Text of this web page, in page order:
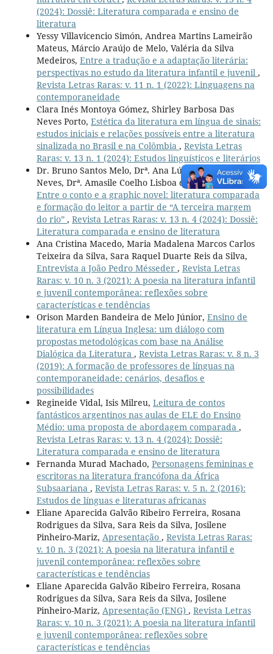
(2024): Dossiê: Literatura comparada e ensino de
literatura
Yessy Villavicencio Simón, Andrea Martins Lameirão
Mateus, Márcio Araújo de Melo, Valéria da Silva
Medeiros, Entre a tradução e a adaptação literária:
perspectivas no estudo da literatura infantil e juvenil ,
Revista Letras Raras: v. 11 n. 1 (2022): Linguagens na
contemporaneidade
Clara Inés Montoya Gómez, Shirley Barbosa Das
Neves Porto, Estética da literatura em língua de sinais:
estudos iniciais e relações possíveis entre a literatura
sinalizada no Brasil e na Colômbia , Revista Letras
Raras: v. 13 n. 1 (2024): Estudos linguísticos e literários
Dr. Bruno Santos Melo, Drª. Ana Lúcia Maria de Souza
Neves, Drª. Amasile Coelho Lisboa da Costa Sousa,
Entre o conto e a graphic novel: literatura comparada
e formação do leitor a partir de “A terceira margem
do rio” , Revista Letras Raras: v. 13 n. 4 (2024): Dossiê:
Literatura comparada e ensino de literatura
Ana Cristina Macedo, Maria Madalena Marcos Carlos
Teixeira da Silva, Sara Raquel Duarte Reis da Silva,
Entrevista a João Pedro Mésseder , Revista Letras
Raras: v. 10 n. 3 (2021): A poesia na literatura infantil
e juvenil contemporânea: reflexões sobre
características e tendências
Orison Marden Bandeira de Melo Júnior, Ensino de
literatura em Língua Inglesa: um diálogo com
propostas metodológicas com base na Análise
Dialógica da Literatura , Revista Letras Raras: v. 8 n. 3
(2019): A formação de professores de línguas na
contemporaneidade: cenários, desafios e
possibilidades
Regineide Vidal, Isis Milreu, Leitura de contos
fantásticos argentinos nas aulas de ELE do Ensino
Médio: uma proposta de abordagem comparada ,
Revista Letras Raras: v. 13 n. 4 (2024): Dossiê:
Literatura comparada e ensino de literatura
Fernanda Murad Machado, Personagens femininas e
escritoras na literatura francófona da África
Subsaariana , Revista Letras Raras: v. 5 n. 2 (2016):
Estudos de línguas e literaturas africanas
Eliane Aparecida Galvão Ribeiro Ferreira, Rosana
Rodrigues da Silva, Sara Reis da Silva, Josilene
Pinheiro-Mariz, Apresentação , Revista Letras Raras:
v. 10 n. 3 (2021): A poesia na literatura infantil e
juvenil contemporânea: reflexões sobre
características e tendências
Eliane Aparecida Galvão Ribeiro Ferreira, Rosana
Rodrigues da Silva, Sara Reis da Silva, Josilene
Pinheiro-Mariz, Apresentação (ENG) , Revista Letras
Raras: v. 10 n. 3 (2021): A poesia na literatura infantil
e juvenil contemporânea: reflexões sobre
características e tendências